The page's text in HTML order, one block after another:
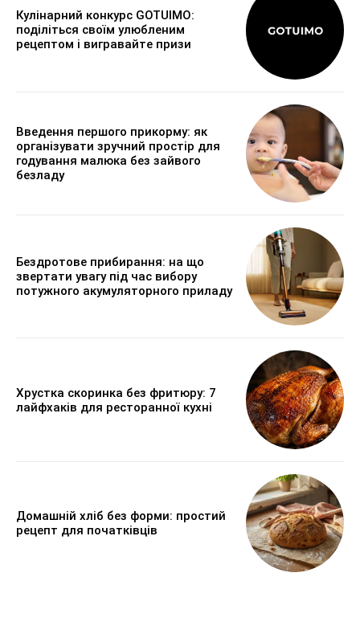
Кулінарний конкурс GOTUIMO:
поділіться своїм улюбленим
рецептом і вигравайте призи
Введення першого прикорму: як
організувати зручний простір для
годування малюка без зайвого
безладу
Бездротове прибирання: на що
звертати увагу під час вибору
потужного акумуляторного приладу
Хрустка скоринка без фритюру: 7
лайфхаків для ресторанної кухні
Домашній хліб без форми: простий
рецепт для початківців